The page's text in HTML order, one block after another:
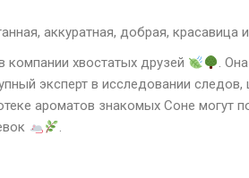
аккуратная, добрая, красавица
компании хвостатых друзей
.
эксперт в исследовании следов,
ароматов знакомых Соне могут
.